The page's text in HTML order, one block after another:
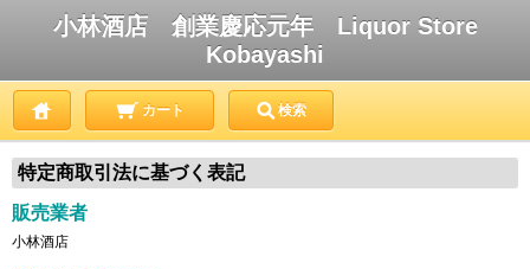
小林酒店 創業慶応元年 Liquor Store
Kobayashi
カート 検索
特定商取引法に基づく表記
販売業者
小林酒店